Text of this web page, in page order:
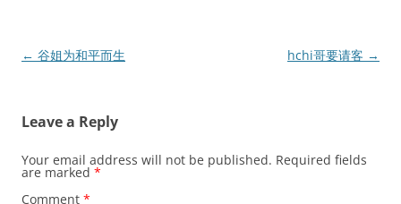
Post
← 谷姐为和平而生 hchi哥要请客 →
Leave a Reply
Your email address will not be published. Required fields
are marked *
Comment *